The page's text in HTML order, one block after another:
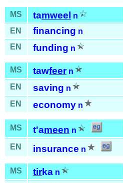
MS tamweel n
EN financing n
EN
funding n
MS tawfeer n
EN saving n
EN
economy n
MS t'ameen n
EN insurance n
MS tirka n